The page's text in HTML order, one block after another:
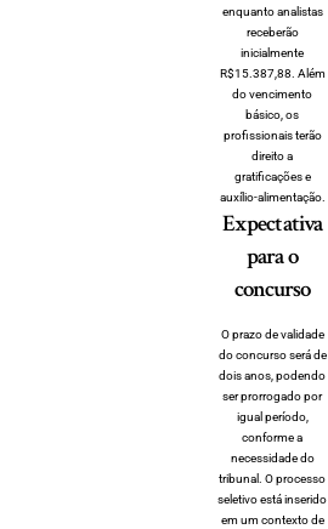
enquanto analistas
receberão
inicialmente
R$15.387,88. Além
do vencimento
básico, os
profissionais terão
direito a
gratificações e
auxílio-alimentação.
Expectativa
para o
concurso
O prazo de validade
do concurso será de
dois anos, podendo
ser prorrogado por
igual período,
conforme a
necessidade do
tribunal. O processo
seletivo está inserido
em um contexto de